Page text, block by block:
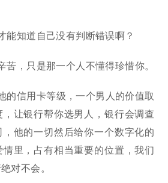
能知道自己没有判断错误啊？
苦，只是那一个人不懂得珍惜你。
的信用卡等级，一个男人的价值取
让银行帮你选男人，银行会调查
他的一切然后给你一个数字化的
里，占有相当重要的位置，我们
对不会。